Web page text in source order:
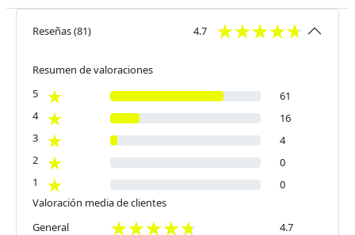
Reseñas(81) 4.7
Resumen de valoraciones
5
61
4
16
3
4
2
0
1
0
Valoración media de clientes
General
4.7